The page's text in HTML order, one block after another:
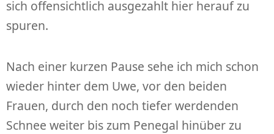
sich offensichtlich ausgezahlt hier herauf zu
spuren.
Nach einer kurzen Pause sehe ich mich schon
wieder hinter dem Uwe, vor den beiden
Frauen, durch den noch tiefer werdenden
Schnee weiter bis zum Penegal hinüber zu